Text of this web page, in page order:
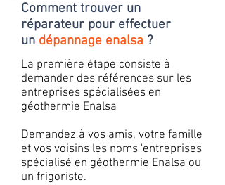
Comment trouver un
réparateur pour effectuer
un dépannage enalsa ?
La première étape consiste à
demander des références sur les
entreprises spécialisées en
géothermie Enalsa
Demandez à vos amis, votre famille
et vos voisins les noms 'entreprises
spécialisé en géothermie Enalsa ou
un frigoriste.